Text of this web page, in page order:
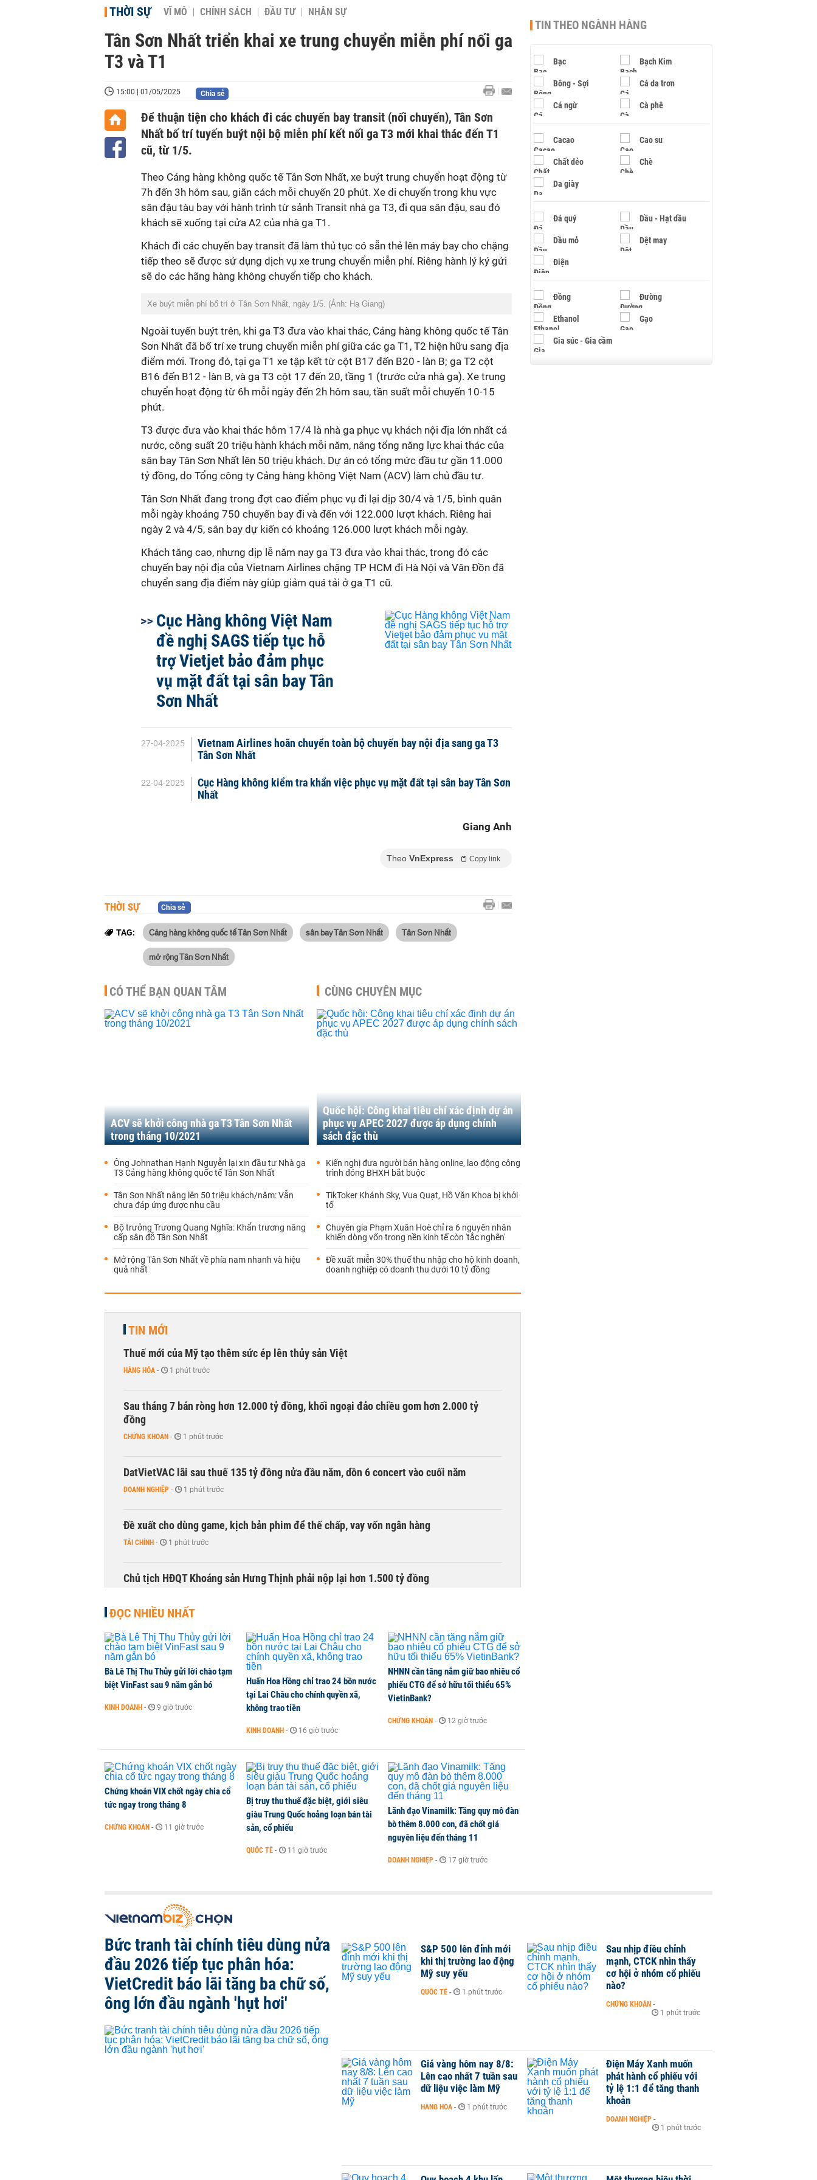
THỜI SỰ VĨ MÔ CHÍNH SÁCH ĐẦU TƯ NHÂN SỰ
Tân Sơn Nhất triển khai xe trung chuyển miễn phí nối ga
T3 và T1
15:00 | 01/05/2025 Chia sẻ
Để thuận tiện cho khách đi các chuyến bay transit (nối chuyến), Tân Sơn
Nhất bố trí tuyến buýt nội bộ miễn phí kết nối ga T3 mới khai thác đến T1
cũ, từ 1/5.
Theo Cảng hàng không quốc tế Tân Sơn Nhất, xe buýt trung chuyển hoạt động từ
7h đến 3h hôm sau, giãn cách mỗi chuyến 20 phút. Xe di chuyển trong khu vực
sân đậu tàu bay với hành trình từ sảnh Transit nhà ga T3, đi qua sân đậu, sau đó
khách sẽ xuống tại cửa A2 của nhà ga T1.
Khách đi các chuyến bay transit đã làm thủ tục có sẵn thẻ lên máy bay cho chặng
tiếp theo sẽ được sử dụng dịch vụ xe trung chuyển miễn phí. Riêng hành lý ký gửi
sẽ do các hãng hàng không chuyển tiếp cho khách.
Xe buýt miễn phí bố trí ở Tân Sơn Nhất, ngày 1/5. (Ảnh: Hạ Giang)
Ngoài tuyến buýt trên, khi ga T3 đưa vào khai thác, Cảng hàng không quốc tế Tân
Sơn Nhất đã bố trí xe trung chuyển miễn phí giữa các ga T1, T2 hiện hữu sang địa
điểm mới. Trong đó, tại ga T1 xe tập kết từ cột B17 đến B20 - làn B; ga T2 cột
B16 đến B12 - làn B, và ga T3 cột 17 đến 20, tầng 1 (trước cửa nhà ga). Xe trung
chuyển hoạt động từ 6h mỗi ngày đến 2h hôm sau, tần suất mỗi chuyến 10-15
phút.
T3 được đưa vào khai thác hôm 17/4 là nhà ga phục vụ khách nội địa lớn nhất cả
nước, công suất 20 triệu hành khách mỗi năm, nâng tổng năng lực khai thác của
sân bay Tân Sơn Nhất lên 50 triệu khách. Dự án có tổng mức đầu tư gần 11.000
tỷ đồng, do Tổng công ty Cảng hàng không Việt Nam (ACV) làm chủ đầu tư.
Tân Sơn Nhất đang trong đợt cao điểm phục vụ đi lại dịp 30/4 và 1/5, bình quân
mỗi ngày khoảng 750 chuyến bay đi và đến với 122.000 lượt khách. Riêng hai
ngày 2 và 4/5, sân bay dự kiến có khoảng 126.000 lượt khách mỗi ngày.
Khách tăng cao, nhưng dịp lễ năm nay ga T3 đưa vào khai thác, trong đó các
chuyến bay nội địa của Vietnam Airlines chặng TP HCM đi Hà Nội và Vân Đồn đã
chuyển sang địa điểm này giúp giảm quá tải ở ga T1 cũ.
Cục Hàng không Việt Nam
đề nghị SAGS tiếp tục hỗ
trợ Vietjet bảo đảm phục
vụ mặt đất tại sân bay Tân
Sơn Nhất
27-04-2025
Vietnam Airlines hoãn chuyển toàn bộ chuyến bay nội địa sang ga T3
Tân Sơn Nhất
22-04-2025
Cục Hàng không kiểm tra khẩn việc phục vụ mặt đất tại sân bay Tân Sơn
Nhất
Giang Anh
Theo VnExpress Copy link
THỜI SỰ Chia sẻ
TAG: Cảng hàng không quốc tế Tân Sơn Nhất sân bay Tân Sơn Nhất Tân Sơn Nhất
mở rộng Tân Sơn Nhất
CÓ THỂ BẠN QUAN TÂM
ACV sẽ khởi công nhà ga T3 Tân Sơn Nhất
trong tháng 10/2021
Ông Johnathan Hạnh Nguyễn lại xin đầu tư Nhà ga
T3 Cảng hàng không quốc tế Tân Sơn Nhất
Tân Sơn Nhất nâng lên 50 triệu khách/năm: Vẫn
chưa đáp ứng được nhu cầu
Bộ trưởng Trương Quang Nghĩa: Khẩn trương nâng
cấp sân đỗ Tân Sơn Nhất
Mở rộng Tân Sơn Nhất về phía nam nhanh và hiệu
quả nhất
CÙNG CHUYÊN MỤC
Quốc hội: Công khai tiêu chí xác định dự án
phục vụ APEC 2027 được áp dụng chính
sách đặc thù
Kiến nghị đưa người bán hàng online, lao động công
trình đóng BHXH bắt buộc
TikToker Khánh Sky, Vua Quạt, Hồ Văn Khoa bị khởi
tố
Chuyên gia Phạm Xuân Hoè chỉ ra 6 nguyên nhân
khiến dòng vốn trong nền kinh tế còn 'tắc nghẽn'
Đề xuất miễn 30% thuế thu nhập cho hộ kinh doanh,
doanh nghiệp có doanh thu dưới 10 tỷ đồng
TIN MỚI
Thuế mới của Mỹ tạo thêm sức ép lên thủy sản Việt
HÀNG HÓA - 1 phút trước
Sau tháng 7 bán ròng hơn 12.000 tỷ đồng, khối ngoại đảo chiều gom hơn 2.000 tỷ
đồng
CHỨNG KHOÁN - 1 phút trước
DatVietVAC lãi sau thuế 135 tỷ đồng nửa đầu năm, dồn 6 concert vào cuối năm
DOANH NGHIỆP - 1 phút trước
Đề xuất cho dùng game, kịch bản phim để thế chấp, vay vốn ngân hàng
TÀI CHÍNH - 1 phút trước
Chủ tịch HĐQT Khoáng sản Hưng Thịnh phải nộp lại hơn 1.500 tỷ đồng
Công ty 100 tỷ của Huấn Hoa Hồng bỗng dưng ‘biến mất’, một công ty khác đã giải thể
KINH DOANH 1 phút trước
Dự án Sheraton Phú Quốc bị buộc chấm dứt hoạt động
15.000 nhà đầu tư 0 tuổi có tài khoản chứng khoán: Phụ huynh Hàn Quốc đổ xô mua cổ
phiếu tích sản cho con
QUỐC TẾ - 1 phút trước
ĐỌC NHIỀU NHẤT
Bà Lê Thị Thu Thủy gửi lời chào tạm
biệt VinFast sau 9 năm gắn bó
KINH DOANH - 9 giờ trước
Huấn Hoa Hồng chỉ trao 24 bồn nước
tại Lai Châu cho chính quyền xã,
không trao tiền
KINH DOANH - 16 giờ trước
NHNN cần tăng nắm giữ bao nhiêu cổ
phiếu CTG để sở hữu tối thiểu 65%
VietinBank?
CHỨNG KHOÁN - 12 giờ trước
Chứng khoán VIX chốt ngày chia cổ
tức ngay trong tháng 8
CHỨNG KHOÁN - 11 giờ trước
Bị truy thu thuế đặc biệt, giới siêu
giàu Trung Quốc hoảng loạn bán tài
sản, cổ phiếu
QUỐC TẾ - 11 giờ trước
Lãnh đạo Vinamilk: Tăng quy mô đàn
bò thêm 8.000 con, đã chốt giá
nguyên liệu đến tháng 11
DOANH NGHIỆP - 17 giờ trước
TIN THEO NGÀNH HÀNG
Bạc Bạch Kim
Bông - Sợi Cá da trơn
Cá ngừ Cà phê
Cacao Cao su
Chất dẻo Chè
Da giày
Đá quý Dầu - Hạt dầu
Dầu mỏ Dệt may
Điện
Đồng Đường
Ethanol Gạo
Gia súc - Gia cầm
Bức tranh tài chính tiêu dùng nửa
đầu 2026 tiếp tục phân hóa:
VietCredit báo lãi tăng ba chữ số,
ông lớn đầu ngành 'hụt hơi'
S&P 500 lên đỉnh mới
khi thị trường lao động
Mỹ suy yếu
QUỐC TẾ - 1 phút trước
Sau nhịp điều chỉnh
mạnh, CTCK nhìn thấy
cơ hội ở nhóm cổ phiếu
nào?
CHỨNG KHOÁN -
1 phút trước
Giá vàng hôm nay 8/8:
Lên cao nhất 7 tuần sau
dữ liệu việc làm Mỹ
HÀNG HÓA - 1 phút trước
Điện Máy Xanh muốn
phát hành cổ phiếu với
tỷ lệ 1:1 để tăng thanh
khoản
DOANH NGHIỆP -
1 phút trước